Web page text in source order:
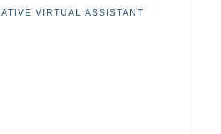
VIRTUAL ASSISTANT